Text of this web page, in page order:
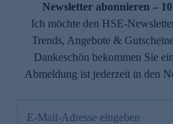
Newsletter abonnieren –
Ich möchte den HSE-
Trends, Angebote &
Dankeschön bekommen Sie
Abmeldung ist jederzeit in den
E-Mail-Adresse eingeben